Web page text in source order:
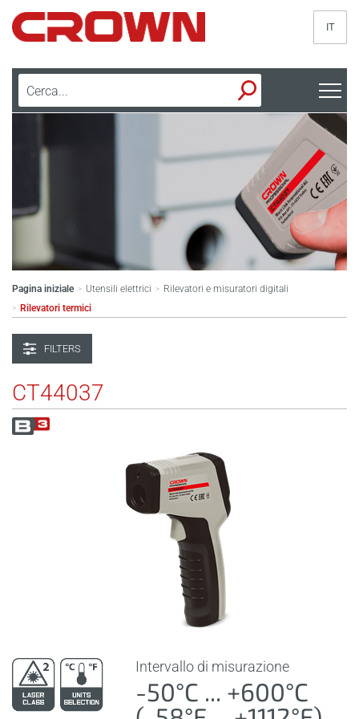
IT
Pagina iniziale > Utensili elettrici > Rilevatori e misuratori digitali
> Rilevatori termici
FILTERS
CT44037
Intervallo di misurazione
-50°C ... +600°C